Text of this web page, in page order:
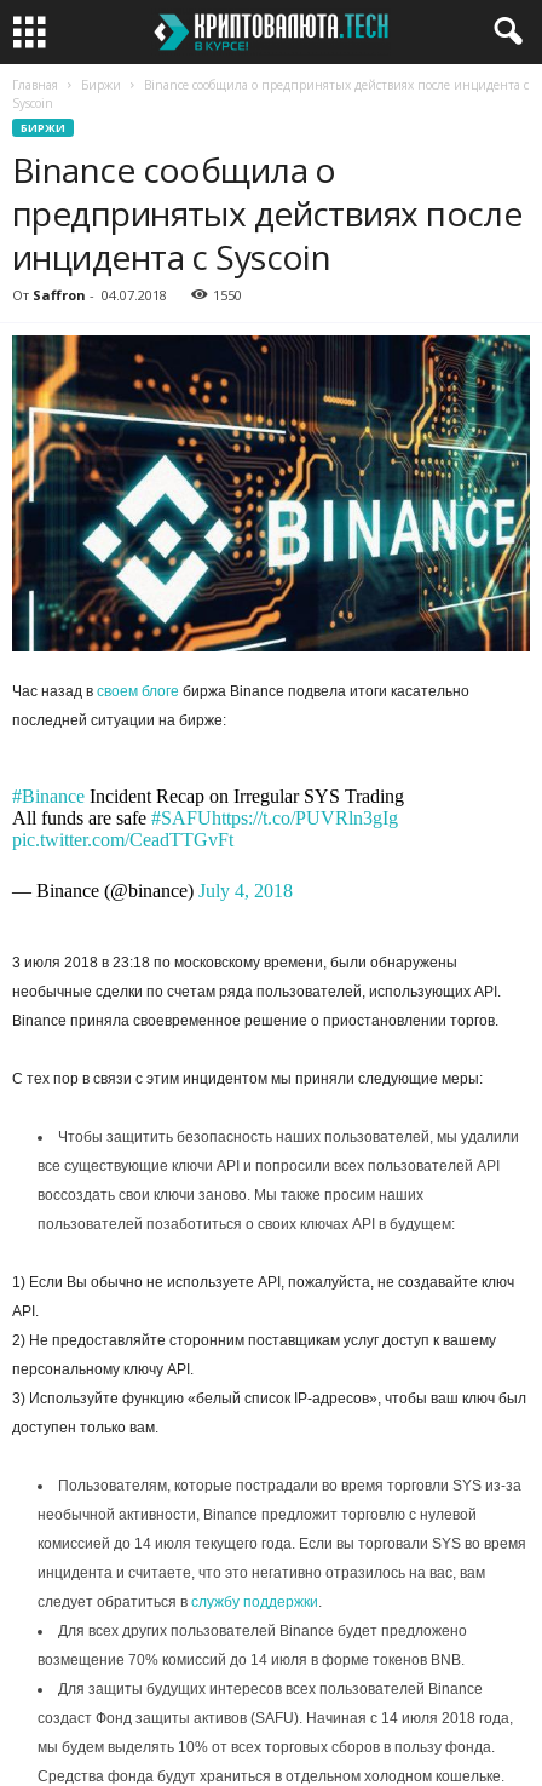
Главная Биржи
Binance сообщила о предпринятых действиях после инцидента с
Syscoin
БИРЖИ
Binance сообщила о
предпринятых действиях после
инцидента с Syscoin
От Saffron - 04.07.2018 1550
Час назад в своем блоге биржа Binance подвела итоги касательно
последней ситуации на бирже:
#Binance Incident Recap on Irregular SYS Trading
All funds are safe #SAFUhttps://t.co/PUVRln3gIg
pic.twitter.com/CeadTTGvFt
— Binance (@binance) July 4, 2018
3 июля 2018 в 23:18 по московскому времени, были обнаружены
необычные сделки по счетам ряда пользователей, использующих API.
Binance приняла своевременное решение о приостановлении торгов.
С тех пор в связи с этим инцидентом мы приняли следующие меры:
Чтобы защитить безопасность наших пользователей, мы удалили
все существующие ключи API и попросили всех пользователей API
воссоздать свои ключи заново. Мы также просим наших
пользователей позаботиться о своих ключах API в будущем:
1) Если Вы обычно не используете API, пожалуйста, не создавайте ключ
API.
2) Не предоставляйте сторонним поставщикам услуг доступ к вашему
персональному ключу API.
3) Используйте функцию «белый список IP-адресов», чтобы ваш ключ был
доступен только вам.
Пользователям, которые пострадали во время торговли SYS из-за
необычной активности, Binance предложит торговлю с нулевой
комиссией до 14 июля текущего года. Если вы торговали SYS во время
инцидента и считаете, что это негативно отразилось на вас, вам
следует обратиться в службу поддержки.
Для всех других пользователей Binance будет предложено
возмещение 70% комиссий до 14 июля в форме токенов BNB.
Для защиты будущих интересов всех пользователей Binance
создаст Фонд защиты активов (SAFU). Начиная с 14 июля 2018 года,
мы будем выделять 10% от всех торговых сборов в пользу фонда.
Средства фонда будут храниться в отдельном холодном кошельке.